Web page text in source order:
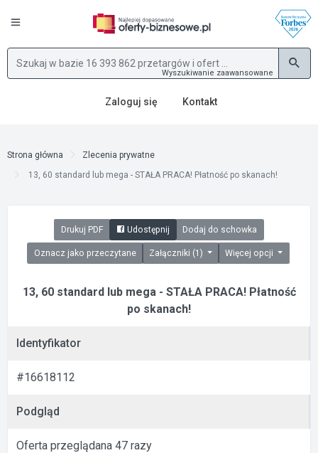
Wyszukiwanie zaawansowane
Zaloguj się Kontakt
Strona główna
Zlecenia prywatne
13, 60 standard lub mega - STAŁA PRACA! Płatność po skanach!
Drukuj PDF Udostępnij Dodaj do schowka
Oznacz jako przeczytane Załączniki (1) Więcej opcji
13, 60 standard lub mega - STAŁA PRACA! Płatność
po skanach!
Identyfikator
#16618112
Podgląd
Oferta przeglądana 47 razy